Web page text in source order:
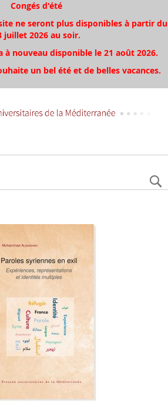
Congés d'été
ne seront plus disponibles à partir du
juillet 2026 au soir.
à nouveau disponible le 21 août 2026.
un bel été et de belles vacances.